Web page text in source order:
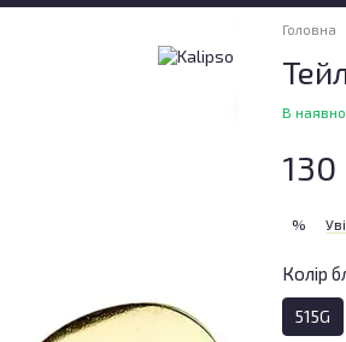
Головна
В
130
%
Колір
515G